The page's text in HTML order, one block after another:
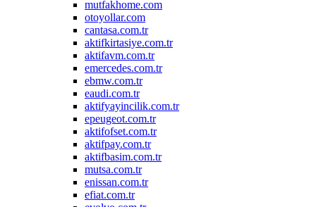
mutfakhome.com
otoyollar.com
cantasa.com.tr
aktifkirtasiye.com.tr
aktifavm.com.tr
emercedes.com.tr
ebmw.com.tr
eaudi.com.tr
aktifyayincilik.com.tr
epeugeot.com.tr
aktifofset.com.tr
aktifpay.com.tr
aktifbasim.com.tr
mutsa.com.tr
enissan.com.tr
efiat.com.tr